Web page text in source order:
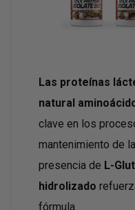
Las proteínas
natural
clave en los
mantenimiento de
presencia de L-
hidrolizado
fórmula.